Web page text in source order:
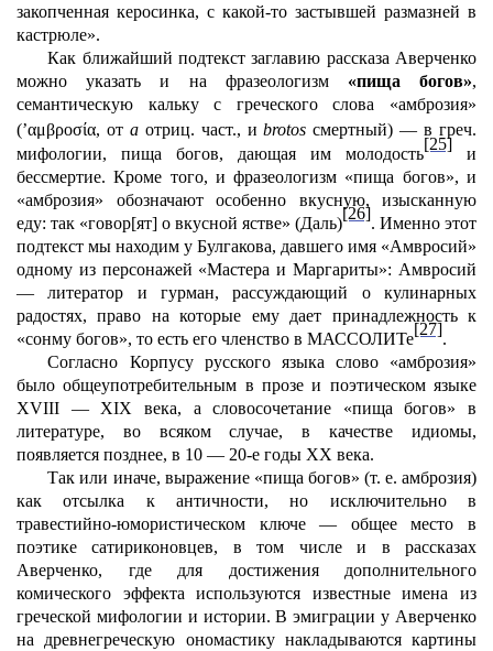
закопченная керосинка, с какой-то застывшей размазней в
кастрюле».
Как ближайший подтекст заглавию рассказа Аверченко
можно указать и на фразеологизм «пища богов»,
семантическую кальку с греческого слова «амброзия»
(’αμβροσια, от aотриц. част., иbrotos смертный) — в греч.
мифологии, пища богов, дающая им молодость
[25]
и
бессмертие. Кроме того, и фразеологизм «пища богов», и
«амброзия» обозначают особенно вкусную, изысканную
еду: так «говор[ят] о вкусной ястве» (Даль)
[26]
. Именно этот
подтекст мы находим у Булгакова, давшего имя «Амвросий»
одному из персонажей «Мастера и Маргариты»: Амвросий
— литератор и гурман, рассуждающий о кулинарных
радостях, право на которые ему дает принадлежность к
«сонму богов», то есть его членство в МАССОЛИТе
[27]
.
Согласно Корпусу русского языка слово «амброзия»
было общеупотребительным в прозе и поэтическом языке
XVIII — ХIХ века, а словосочетание «пища богов» в
литературе, во всяком случае, в качестве идиомы,
появляется позднее, в 10 — 20-е годы ХХ века.
Так или иначе, выражение «пища богов» (т. е. амброзия)
как отсылка к античности, но исключительно в
травестийно-юмористическом ключе — общее место в
поэтике сатириконовцев, в том числе и в рассказах
Аверченко, где для достижения дополнительного
комического эффекта используются известные имена из
греческой мифологии и истории. В эмиграции у Аверченко
на древнегреческую ономастику накладываются картины